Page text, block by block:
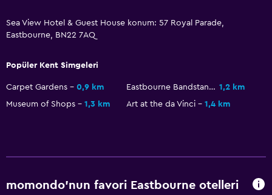
Sea View Hotel & Guest House konum: 57 Royal Parade,
Eastbourne, BN22 7AQ
Popüler Kent Simgeleri
Carpet Gardens 0,9 km Eastbourne Bandstand 1,2 km
Museum of Shops
1,3 km Art at the da Vinci 1,4 km
momondo'nun favori Eastbourne otelleri